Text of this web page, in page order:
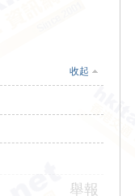
收起
舉報